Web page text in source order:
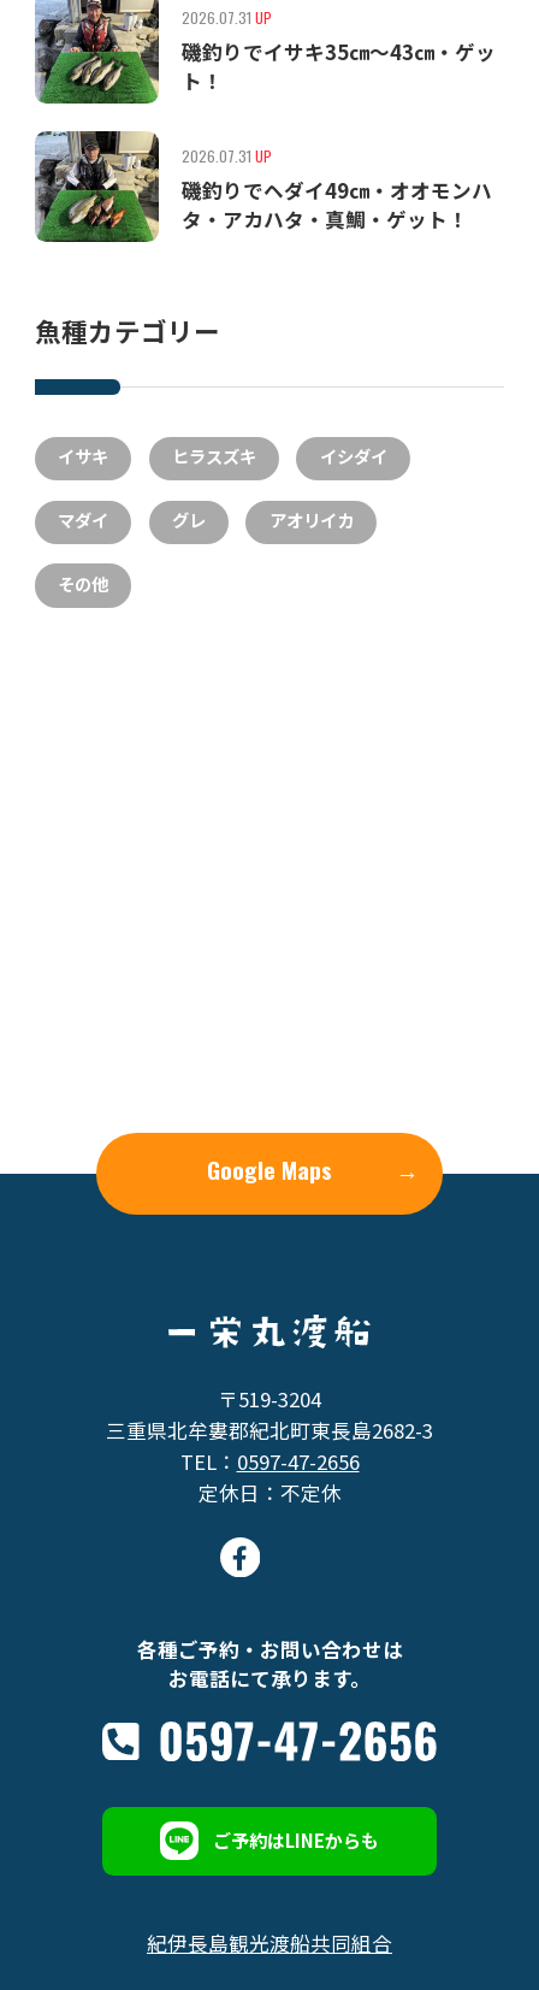
2026.07.31 UP
磯釣りでイサキ35㎝〜43㎝・ゲッ
ト！
2026.07.31 UP
磯釣りでヘダイ49㎝・オオモンハ
タ・アカハタ・真鯛・ゲット！
魚種カテゴリー
イサキ ヒラスズキ イシダイ
マダイ グレ アオリイカ
その他
Google Maps →
〒519-3204
三重県北牟婁郡紀北町東長島2682-3
TEL： 0597-47-2656
定休日：不定休
各種ご予約・お問い合わせは
お電話にて承ります。
ご予約はLINEからも
紀伊長島観光渡船共同組合